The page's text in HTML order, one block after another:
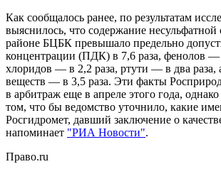
Как сообщалось ранее, по результатам
выяснилось, что содержание несульфатной
районе БЦБК превышало предельно
концентрации (ПДК) в 7,6 раза, фенолов —
хлоридов — в 2,2 раза, ртути — в два раза,
веществ — в 3,5 раза. Эти факты
в арбитраж еще в апреле этого года, однако
том, что бы ведомство уточнило, какие
Росгидромет, давший заключение о
напоминает "РИА Новости".
Право.ru